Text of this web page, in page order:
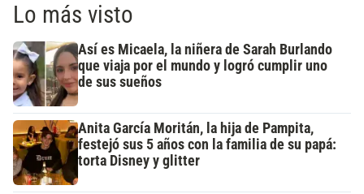
Lo más visto
Así es Micaela, la niñera de Sarah Burlando
que viaja por el mundo y logró cumplir uno
de sus sueños
Anita García Moritán, la hija de Pampita,
festejó sus 5 años con la familia de su papá:
torta Disney y glitter